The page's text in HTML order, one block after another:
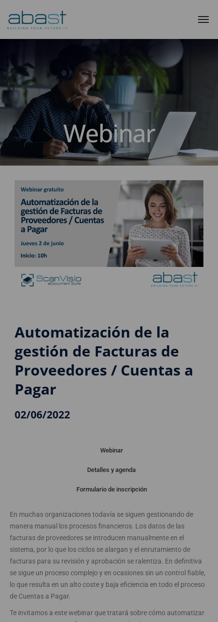
Webinar
Automatización de la
gestión de Facturas de
Proveedores / Cuentas a
Pagar
02/06/2022
Webinar
Detalles y agenda
Formulario de inscripción
En muchas organizaciones todavía se siguen gestionando de
manera manual los procesos financieros. Los datos de las
facturas de proveedores se introducen manualmente en el
sistema, por lo que los ciclos se alargan y el enrutamiento de
facturas para su revisión y aprobación se ralentiza. En definitiva
se sigue un proceso complejo y en ocasiones sin un control fiable,
lo que resulta en un alto coste y baja eficiencia en todo el proceso
de Cuentas a Pagar.
Te invitamos a este webinar que tratará sobre cómo automatizar